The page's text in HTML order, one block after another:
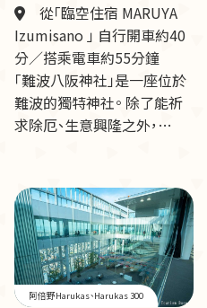
從「臨空住宿 MARUYA
Izumisano 」 自行開車約40
分／搭乘電車約55分鐘
「難波八阪神社」是一座位於
難波的獨特神社。 除了能祈
求除厄、生意興隆之外，…
阿倍野Harukas、Harukas 300